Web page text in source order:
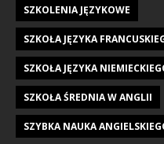
SZKOLENIA JĘZYKOWE
SZKOŁA JĘZYKA
SZKOŁA JĘZYKA
SZKOŁA ŚREDNIA W ANGLII
SZYBKA NAUKA